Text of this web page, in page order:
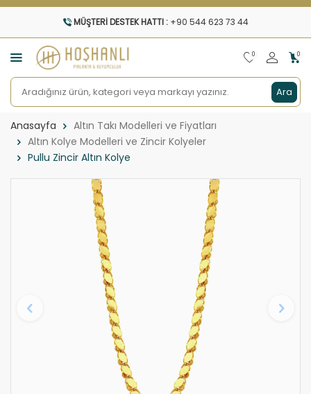
MÜŞTERI DESTEK HATTI : +90 544 623 73 44
Ara
0 0
Anasayfa
Altın Takı Modelleri ve Fiyatları
Altın Kolye Modelleri ve Zincir Kolyeler
Pullu Zincir Altın Kolye